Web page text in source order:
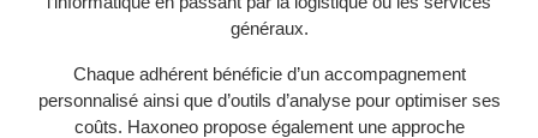
généraux.
Chaque adhérent bénéficie d’un accompagnement
personnalisé ainsi que d’outils d’analyse pour optimiser ses
coûts. Haxoneo propose également une approche